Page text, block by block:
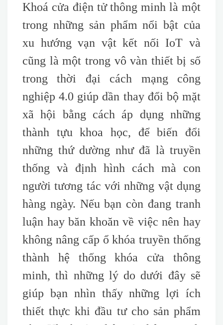
Khoá cửa điện tử thông minh là một
trong những sản phẩm nổi bật của
xu hướng vạn vật kết nối IoT và
cũng là một trong vô vàn thiết bị số
trong thời đại cách mạng công
nghiệp 4.0 giúp dần thay đổi bộ mặt
xã hội bằng cách áp dụng những
thành tựu khoa học, để biến đổi
những thứ dường như đã là truyền
thống và định hình cách mà con
người tương tác với những vật dụng
hàng ngày. Nếu bạn còn đang tranh
luận hay băn khoăn về việc nên hay
không nâng cấp ổ khóa truyền thống
thành hệ thống khóa cửa thông
minh, thì những lý do dưới đây sẽ
giúp bạn nhìn thấy những lợi ích
thiết thực khi đầu tư cho sản phẩm